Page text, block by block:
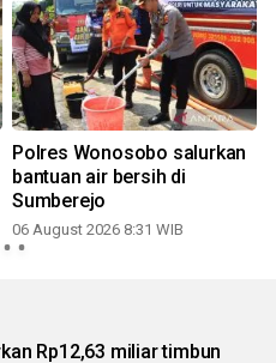
Polres Wonosobo salurkan
bantuan air bersih di
Sumberejo
06 August 2026 8:31 WIB
Rp12,63 miliar timbun